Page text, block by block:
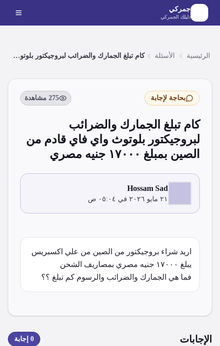
الانتقال إلى المحتوى الرئيسي
جمركي
دليلك الجمركي
الرئيسية الأسئلة كام تبلغ الجمارك والضرائب لبروجيكتور بلوتوث واي...
بحاجة لإجابة 275 مشاهدة
كام تبلغ الجمارك والضرائب
لبروجيكتور بلوتوث واي فاي قادم من
الصين بمبلغ ١٧٠٠٠ جنيه مصري
Hossam Sad
٢١ مايو ٢٠٢٦ في ٠٥:٠٤ ص
فما هي الجمارك والضرائب والرسوم كم تبلغ ؟؟
الإجابات 0 إجابة